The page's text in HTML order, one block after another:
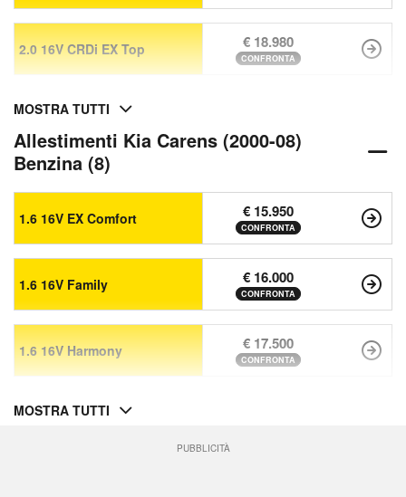
2.0 16V CRDi EX Top € 18.980
CONFRONTA
MOSTRA TUTTI
Allestimenti Kia Carens (2000-08)
Benzina (8)
1.6 16V EX Comfort € 15.950
CONFRONTA
1.6 16V Family € 16.000
CONFRONTA
1.6 16V Harmony € 17.500
CONFRONTA
MOSTRA TUTTI
PUBBLICITÀ